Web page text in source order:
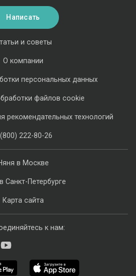
в Москве
Санкт-Петербурге
Карта сайта
и советы
О компании
персональных данных
файлов cookie
рекомендательных технологий
222-80-26
Написать
к нам: